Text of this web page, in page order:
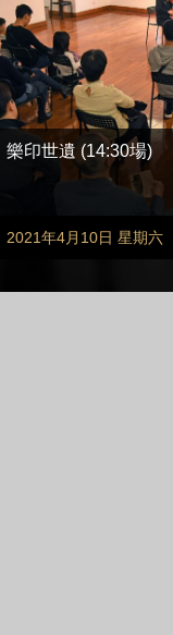
樂印世遺 (14:30場)
2021年4月10日 星期六